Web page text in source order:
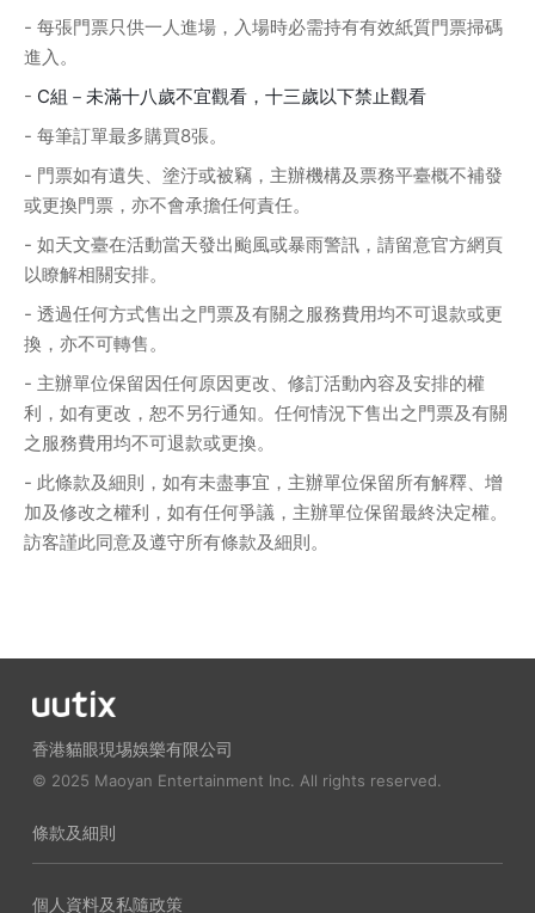
- 每張門票只供一人進場，入場時必需持有有效紙質門票掃碼
進入。
- C組－未滿十八歲不宜觀看，十三歲以下禁止觀看
- 每筆訂單最多購買8張。
- 門票如有遺失、塗汙或被竊，主辦機構及票務平臺概不補發
或更換門票，亦不會承擔任何責任。
- 如天文臺在活動當天發出颱風或暴雨警訊，請留意官方網頁
以瞭解相關安排。
- 透過任何方式售出之門票及有關之服務費用均不可退款或更
換，亦不可轉售。
- 主辦單位保留因任何原因更改、修訂活動內容及安排的權
利，如有更改，恕不另行通知。任何情況下售出之門票及有關
之服務費用均不可退款或更換。
- 此條款及細則，如有未盡事宜，主辦單位保留所有解釋、增
加及修改之權利，如有任何爭議，主辦單位保留最終決定權。
訪客謹此同意及遵守所有條款及細則。
香港貓眼現埸娛樂有限公司
© 2025 Maoyan Entertainment Inc. All rights reserved.
條款及細則
個人資料及私隨政策